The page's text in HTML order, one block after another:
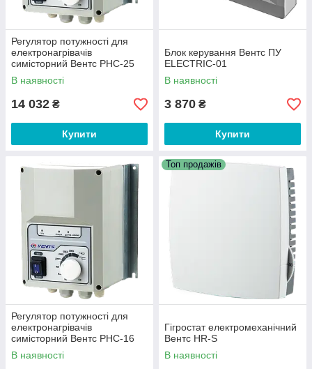
Регулятор потужності для
електронагрівачів
симісторний Вентс РНС-25
В наявності
14 032 ₴
Купити
Блок керування Вентс ПУ
ELECTRIC-01
В наявності
3 870 ₴
Купити
Регулятор потужності для
електронагрівачів
симісторний Вентс РНС-16
В наявності
Топ продажів
Гігростат електромеханічний
Вентс HR-S
В наявності